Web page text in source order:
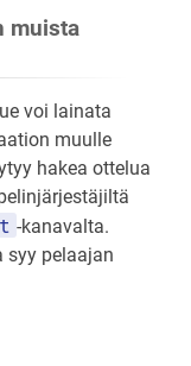
muista
voi lainata
muulle
hakea ottelua
-kanavalta.
syy pelaajan